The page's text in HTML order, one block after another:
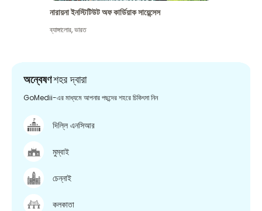
নারায়না ইনস্টিটিউট অফ কার্ডিয়াক সায়েন্সেস
ব্যাঙ্গালোর,ভারত
অন্বেষণশহর দ্বারা
GoMedii-এর মাধ্যমে আপনার পছন্দের শহরে চিকিৎসা নিন
দিল্লি এনসিআর
মুম্বাই
চেন্নাই
কলকাতা